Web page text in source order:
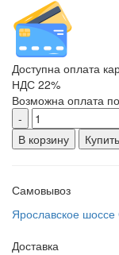
Доступна оплата
НДС 22%
Возможна оплата
-
В корзину
Самовывоз
Ярославское
Доставка